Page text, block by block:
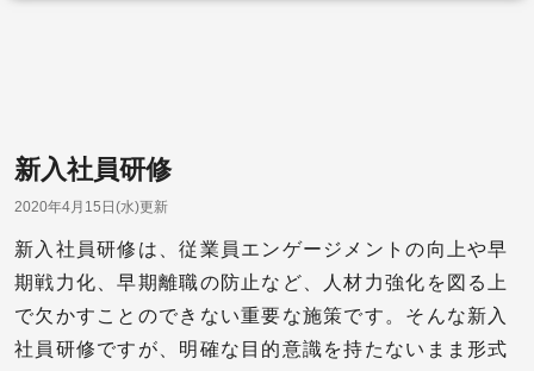
新入社員研修
2020年4月15日(水)更新
新入社員研修は、従業員エンゲージメントの向上や早
期戦力化、早期離職の防止など、人材力強化を図る上
で欠かすことのできない重要な施策です。そんな新入
社員研修ですが、明確な目的意識を持たないまま形式